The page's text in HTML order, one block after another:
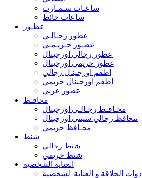
ساعـات سـمـارت
ساعات حائط
عطـور
عطور رجـالـي
عطـور حـريـمـي
عطور رجالي اورجينال
عطور حريمي اورجينال
اطقم اورجينال رجالي
اطقم اورجينال حريمي
عطور عربي
محافـظ
محـافـظ رجـالـي اورجينال
محافظ رجالي سيمي اورجينال
محـافظ حريمي
شنط
شنط رجالي
شنط حريمي
العناية الشخصية
أدوات الحلاقة و العناية الشخصية